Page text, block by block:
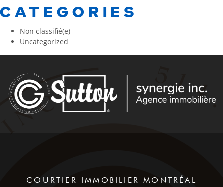
CATEGORIES
Non classifié(e)
Uncategorized
COURTIER IMMOBILIER MONTRÉAL